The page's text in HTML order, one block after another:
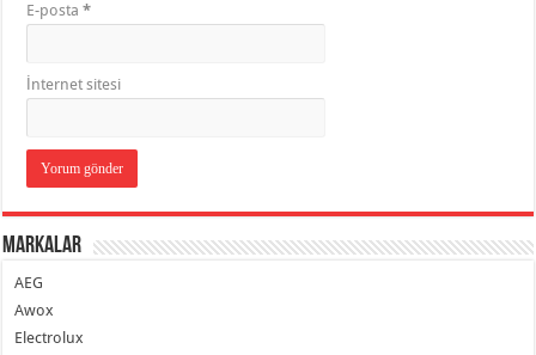
E-posta*
İnternet sitesi
Markalar
AEG
Awox
Electrolux